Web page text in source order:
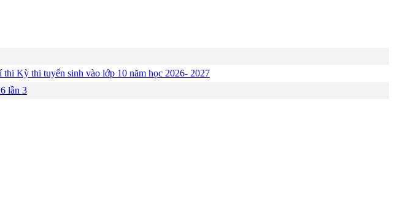
Kỳ thi tuyển sinh vào lớp 10 năm học 2026- 2027
lần 3